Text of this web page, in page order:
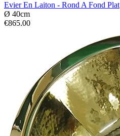
Evier En Laiton - Rond A Fond Plat
Ø 40cm
€865.00